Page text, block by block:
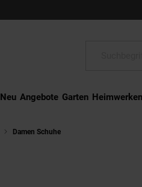
Neu Angebote Garten Heimwerken
Damen Schuhe